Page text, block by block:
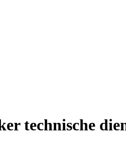
technische